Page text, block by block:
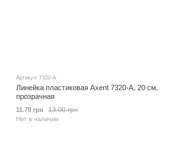
Артикул: 7320-A
Линейка пластиковая Axent 7320-A, 20 см,
прозрачная
13.00 грн
11.70 грн
Нет в наличии